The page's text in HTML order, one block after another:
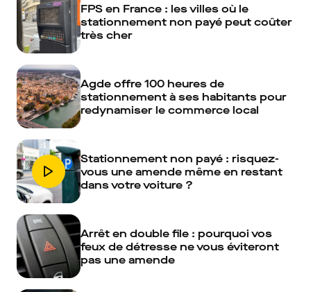
FPS en France : les villes où le
stationnement non payé peut coûter
très cher
Agde offre 100 heures de
stationnement à ses habitants pour
redynamiser le commerce local
Stationnement non payé : risquez-
vous une amende même en restant
dans votre voiture ?
Arrêt en double file : pourquoi vos
feux de détresse ne vous éviteront
pas une amende